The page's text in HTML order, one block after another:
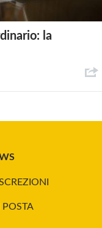
la
POSTA